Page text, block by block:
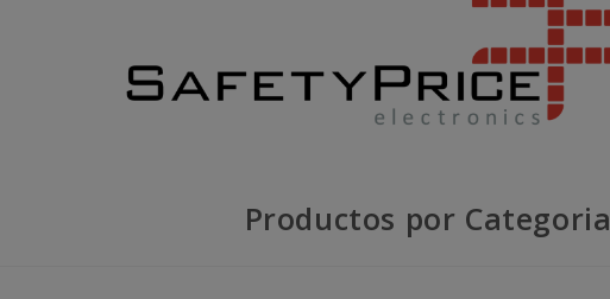
Productos por Categoria